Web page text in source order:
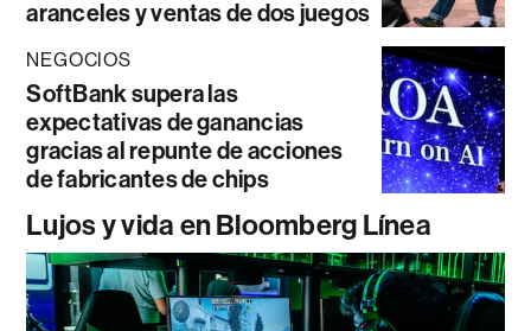
aranceles y ventas de dos juegos
NEGOCIOS
SoftBank supera las
expectativas de ganancias
gracias al repunte de acciones
de fabricantes de chips
Lujos y vida en Bloomberg Línea